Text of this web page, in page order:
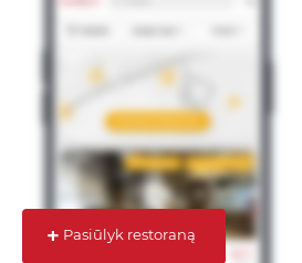
+ Pasiūlyk restoraną